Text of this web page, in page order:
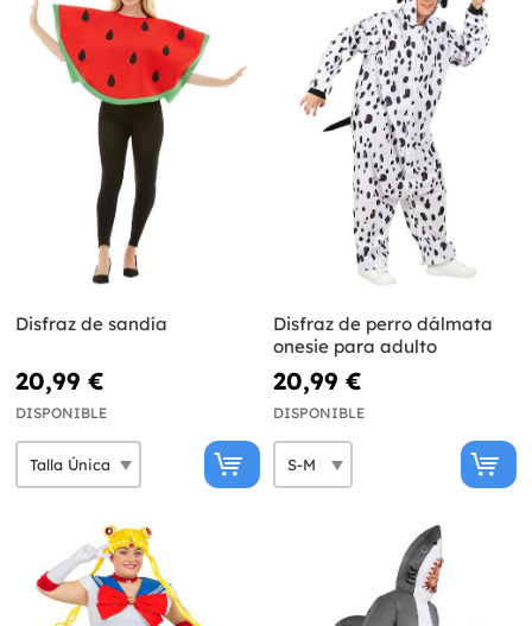
Disfraz de sandía
20,99 €
DISPONIBLE
Disfraz de perro dálmata
onesie para adulto
20,99 €
DISPONIBLE